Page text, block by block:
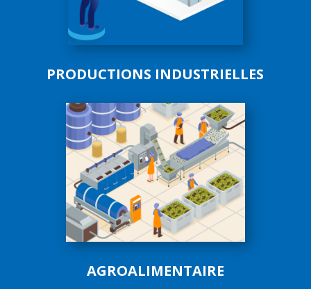
PRODUCTIONS INDUSTRIELLES
AGROALIMENTAIRE